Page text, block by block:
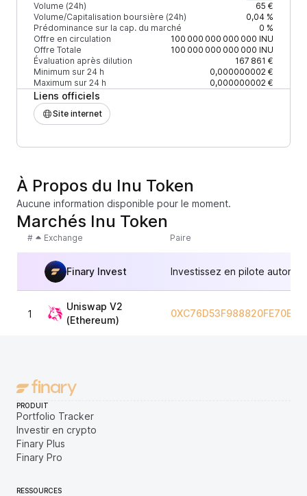
Volume (24h)
65 €
Volume/Capitalisation boursière (24h)
0,04 %
Prédominance sur la cap. du marché
0 %
Offre en circulation
100 000 000 000 000 INU
Offre Totale
100 000 000 000 000 INU
Évaluation après dilution
167 861 €
Minimum sur 24 h
0,000000002 €
Maximum sur 24 h
0,000000002 €
Liens officiels
Site internet
À Propos du Inu Token
Aucune information disponible pour le moment.
Marchés Inu Token
# Exchange Paire
Finary Invest Investissez en pilote
1
Uniswap V2
(Ethereum)
PRODUIT
Portfolio Tracker
Investir en crypto
Finary Plus
Finary Pro
RESSOURCES